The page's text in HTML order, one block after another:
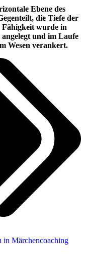
Ebene des
die Tiefe der
Fähigkeit wurde in
und im Laufe
Wesen verankert.
in Märchencoaching